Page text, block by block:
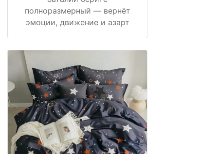
полноразмерный — вернёт
эмоции, движение и азарт